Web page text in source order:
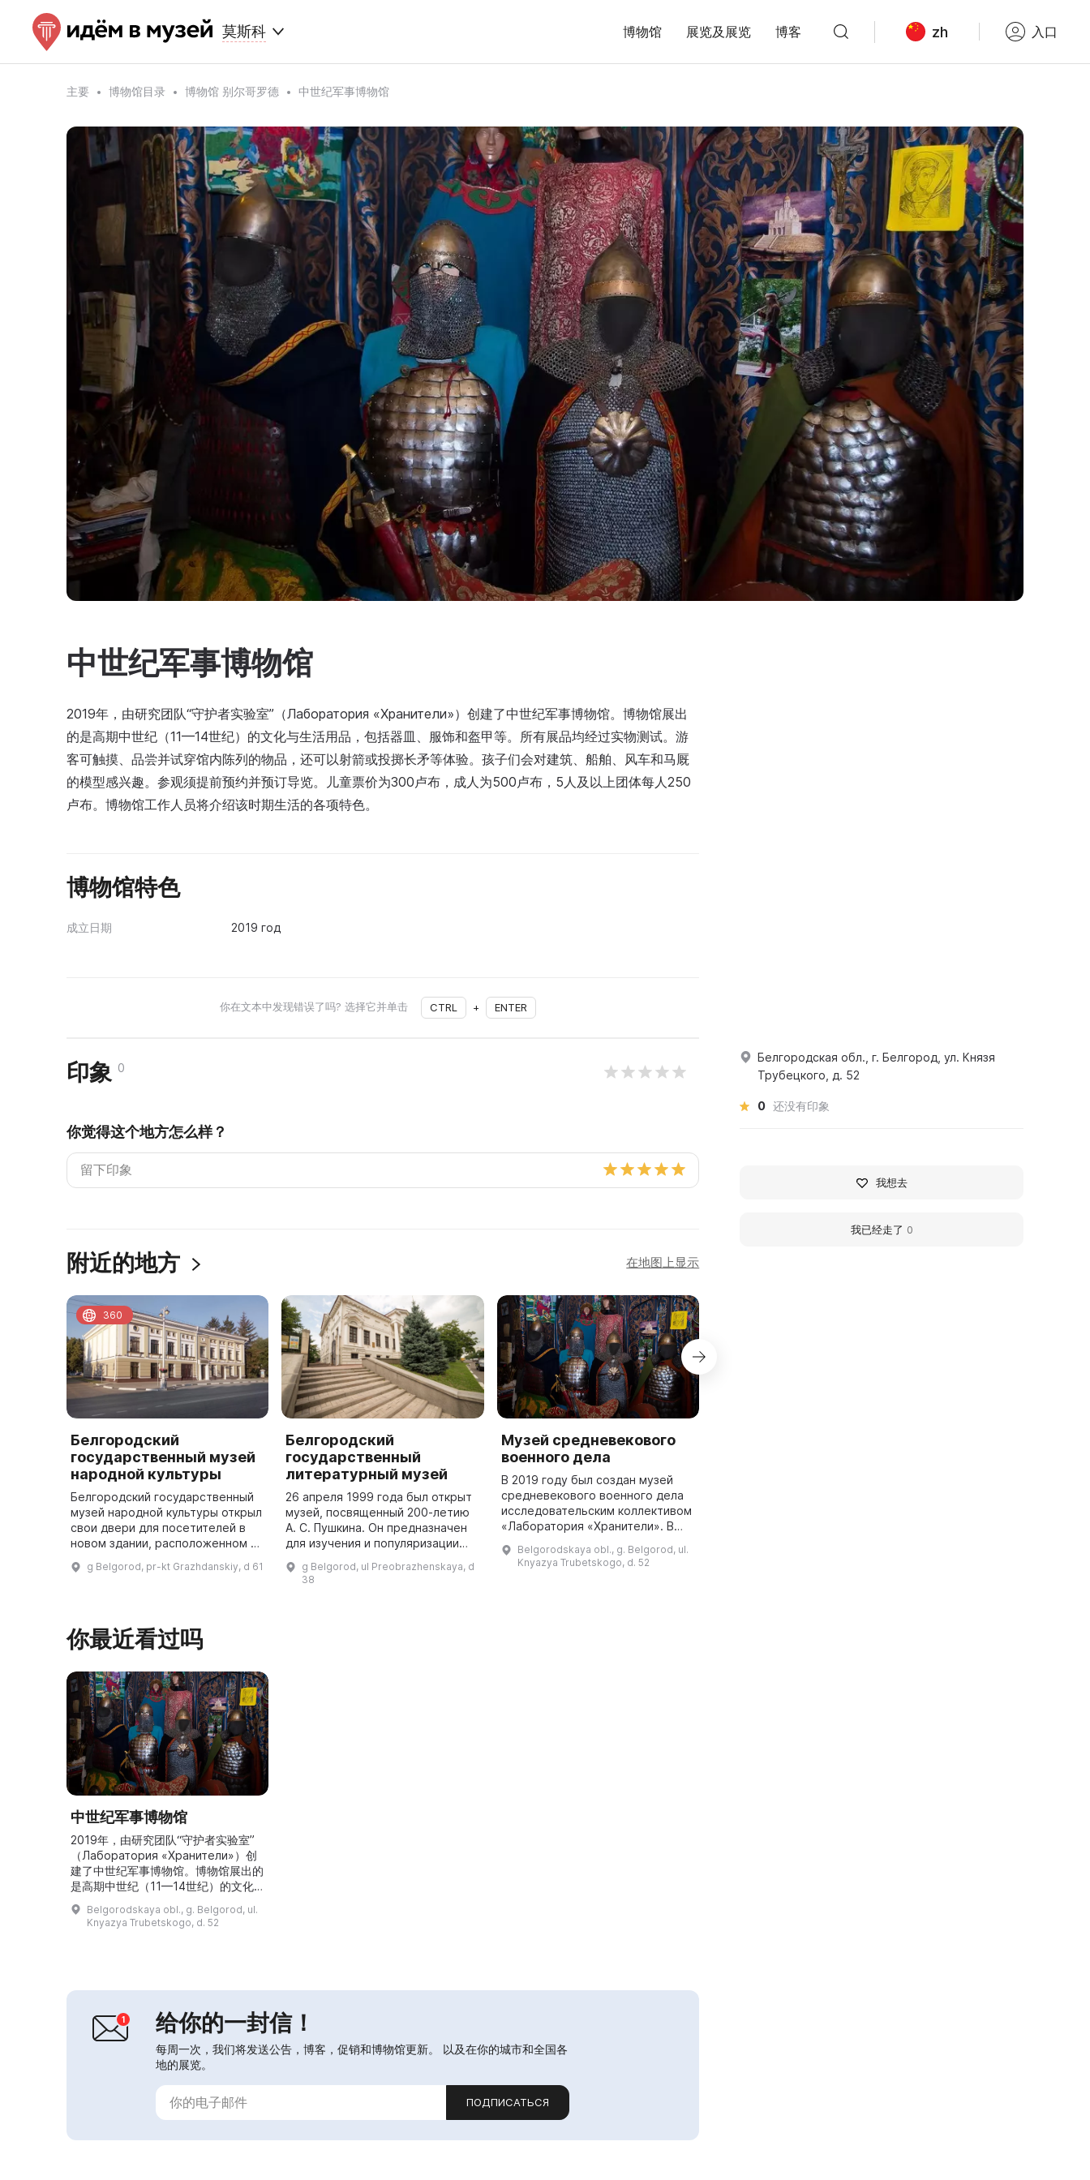
莫斯科 博物馆 展览及展览 博客 zh 入口
主要 博物馆目录 博物馆 别尔哥罗德 中世纪军事博物馆
中世纪军事博物馆
2019年，由研究团队“守护者实验室”（Лаборатория «Хранители»）创建了中世纪军事博物馆。博物馆展出
的是高期中世纪（11—14世纪）的文化与生活用品，包括器皿、服饰和盔甲等。所有展品均经过实物测试。游
客可触摸、品尝并试穿馆内陈列的物品，还可以射箭或投掷长矛等体验。孩子们会对建筑、船舶、风车和马厩
的模型感兴趣。参观须提前预约并预订导览。儿童票价为300卢布，成人为500卢布，5人及以上团体每人250
卢布。博物馆工作人员将介绍该时期生活的各项特色。
博物馆特色
成立日期 2019 год
你在文本中发现错误了吗? 选择它并单击 CTRL + ENTER
印象 0
你觉得这个地方怎么样？
附近的地方 在地图上显示
Белгородский
государственный музей
народной культуры
Белгородский государственный
музей народной культуры открыл
свои двери для посетителей в
новом здании, расположенном на
Гражданском проспекте. В 2014
g Belgorod, pr-kt Grazhdanskiy, d 61
360
Белгородский
государственный
литературный музей
26 апреля 1999 года был открыт
музей, посвященный 200-летию
А. С. Пушкина. Он предназначен
для изучения и популяризации
регионе, а также собирания и
g Belgorod, ul Preobrazhenskaya, d
38
Музей средневекового
военного дела
В 2019 году был создан музей
средневекового военного дела
исследовательским коллективом
«Лаборатория «Хранители». В
культуры и быта Высокого
Средневековья (XI–XIV вв.), в том
Belgorodskaya obl., g. Belgorod, ul.
Knyazya Trubetskogo, d. 52
你最近看过吗
中世纪军事博物馆
2019年，由研究团队“守护者实验室”
（Лаборатория «Хранители»）创
建了中世纪军事博物馆。博物馆展出的
是高期中世纪（11—14世纪）的文化
与生活用品，包括器皿、服饰和盔甲
等。所有展品均经过实物测试。游客可
触摸、品尝并试穿馆内陈列的物品，还
票价为300卢布，成人为500卢布，
Belgorodskaya obl., g. Belgorod, ul.
Knyazya Trubetskogo, d. 52
给你的一封信！
每周一次，我们将发送公告，博客，促销和博物馆更新。 以及在你的城市和全国各
地的展览。
ПОДПИСАТЬСЯ
Белгородская обл., г. Белгород, ул. Князя
Трубецкого, д. 52
0 还没有印象
我想去
我已经走了 0